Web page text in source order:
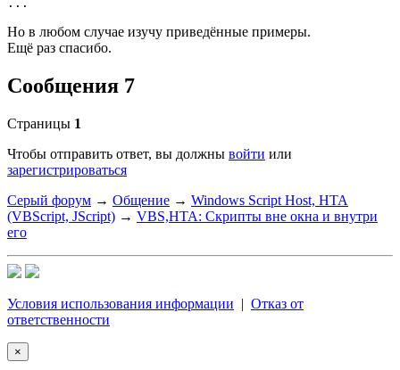
...
Но в любом случае изучу приведённые примеры.
Ещё раз спасибо.
Сообщения 7
Страницы 1
Чтобы отправить ответ, вы должны войти или
зарегистрироваться
Серый форум → Общение → Windows Script Host, HTA
(VBScript, JScript) → VBS,HTA: Скрипты вне окна и внутри
его
Условия использования информации | Отказ от
ответственности
×